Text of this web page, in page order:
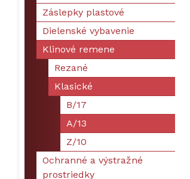
Záslepky plastové
Dielenské vybavenie
Klinové remene
Rezané
Klasické
B/17
A/13
Z/10
Ochranné a výstražné
prostriedky